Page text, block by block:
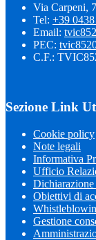
Via Carpeni,
Tel: +39
Email:
PEC:
C.F.:
Sezione Link
Cookie policy
Note legali
Informativa
Ufficio
Dichiarazione
Obiettivi di
Gestione